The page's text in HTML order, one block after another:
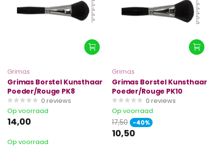
Grimas
Grimas Borstel Kunsthaar
Poeder/Rouge PK8
0 reviews
Op voorraad
14,00
Op voorraad
Grimas
Grimas Borstel Kunsthaar
Poeder/Rouge PK10
0 reviews
Op voorraad
17,50 -40%
10,50